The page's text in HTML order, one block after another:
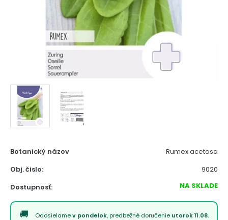
Botanický názov
Rumex acetosa
Obj. čislo:
9020
Dostupnosť:
NA SKLADE
Odosielamev pondelok, predbežné doručenie utorok 11.08.